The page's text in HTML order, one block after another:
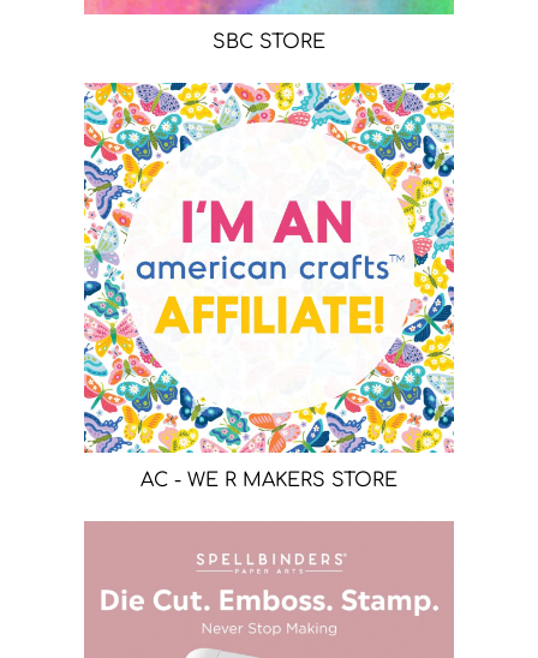
SBC STORE
AC - WE R MAKERS STORE